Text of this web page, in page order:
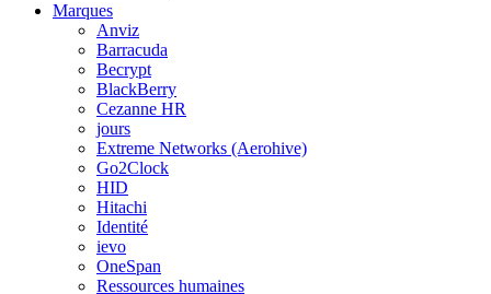
Marques
Anviz
Barracuda
Becrypt
BlackBerry
Cezanne HR
jours
Extreme Networks (Aerohive)
Go2Clock
HID
Hitachi
Identité
ievo
OneSpan
Ressources humaines